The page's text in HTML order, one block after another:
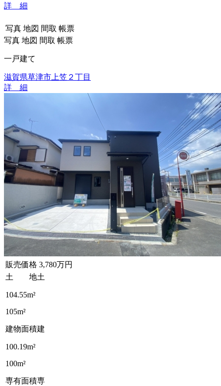
詳 細
写真 地図 間取 帳票
写真 地図 間取 帳票
一戸建て
滋賀県草津市上笠２丁目
詳 細
販売価格 3,780万円
土 地土
104.55m²
105m²
建物面積建
100.19m²
100m²
専有面積専